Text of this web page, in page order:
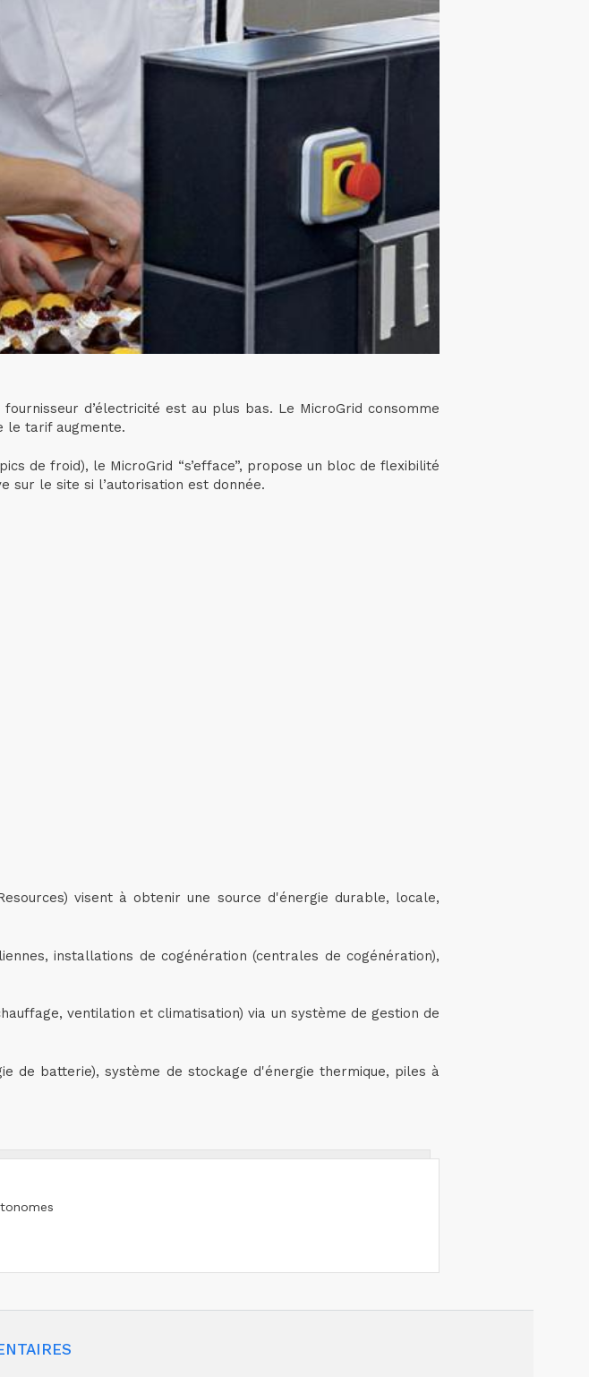
d’électricité est au plus bas. Le MicroGrid consomme
le tarif augmente.
de froid), le MicroGrid “s’efface”, propose un bloc de flexibilité
sur le site si l’autorisation est donnée.
visent à obtenir une source d'énergie durable, locale,
installations de cogénération (centrales de cogénération),
ventilation et climatisation) via un système de gestion de
de batterie), système de stockage d'énergie thermique, piles à